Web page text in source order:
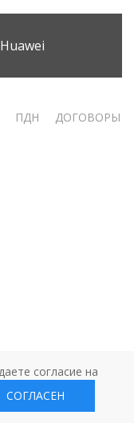
Huawei
ПДН
ДОГОВОРЫ
согласие на
СОГЛАСЕН